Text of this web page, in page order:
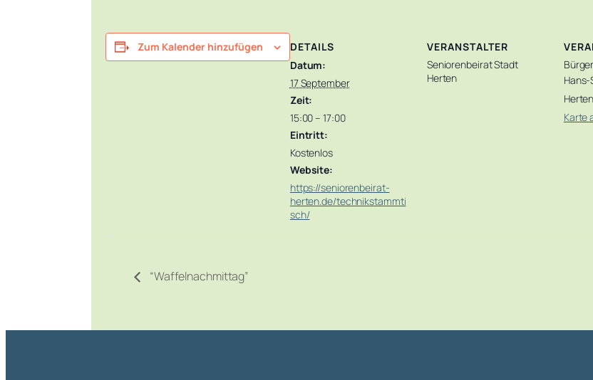
Zum Kalender hinzufügen
DETAILS
Datum:
17 September
Zeit:
15:00 – 17:00
Eintritt:
Kostenlos
Website:
https://seniorenbeirat-
herten.de/technikstammti
sch/
VERANSTALTER
Seniorenbeirat Stadt
Herten
Hans-
Herten
Karte
“Waffelnachmittag”